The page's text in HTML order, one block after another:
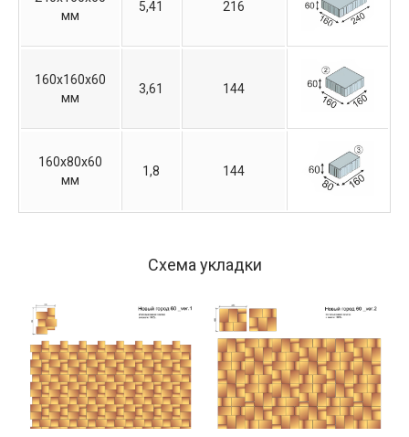
мм
5,41 216
160х160х60
мм
3,61 144
160х80х60
мм
1,8 144
Схема укладки